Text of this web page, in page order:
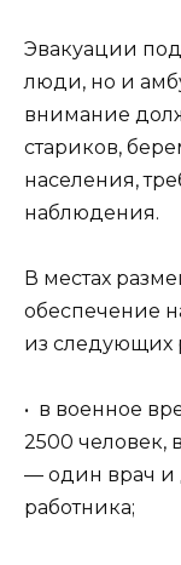
Эвакуации
люди, но и
внимание
стариков,
населения,
наблюдения.
В местах
обеспечение
из следующих
• в военное
2500 человек,
— один врач и
работника;